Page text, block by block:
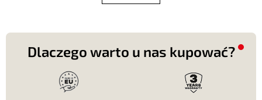
t
l
k
i
a
a
Dlaczego warto u nas kupować?